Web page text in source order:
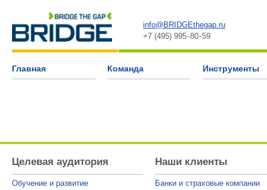
info@BRIDGEthegap.ru
+7 (495) 995 - 80 - 59
Главная Команда Инструменты
Целевая аудитория
Обучение и развитие
Наши клиенты
Банки и страховые компании